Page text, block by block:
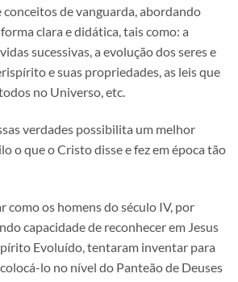
de vanguarda, abordando
clara e didática, tais como: a
sucessivas, a evolução dos seres e
e suas propriedades, as leis que
no Universo, etc.
verdades possibilita um melhor
o que o Cristo disse e fez em época tão
como os homens do século IV, por
capacidade de reconhecer em Jesus
Evoluído, tentaram inventar para
lo no nível do Panteão de Deuses